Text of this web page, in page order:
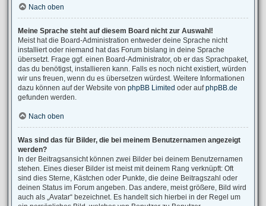
Nach oben
Meine Sprache steht auf diesem Board nicht zur Auswahl!
Meist hat die Board-Administration entweder deine Sprache nicht
installiert oder niemand hat das Forum bislang in deine Sprache
übersetzt. Frage ggf. einen Board-Administrator, ob er das Sprachpaket,
das du benötigst, installieren kann. Falls es noch nicht existiert, würden
wir uns freuen, wenn du es übersetzen würdest. Weitere Informationen
dazu können auf der Website von phpBB Limited oder aufphpBB.de
gefunden werden.
Nach oben
Was sind das für Bilder, die bei meinem Benutzernamen angezeigt
werden?
In der Beitragsansicht können zwei Bilder bei deinem Benutzernamen
stehen. Eines dieser Bilder ist meist mit deinem Rang verknüpft: Oft
sind dies Sterne, Kästchen oder Punkte, die deine Beitragszahl oder
deinen Status im Forum angeben. Das andere, meist größere, Bild wird
auch als „Avatar“ bezeichnet. Es handelt sich hierbei in der Regel um